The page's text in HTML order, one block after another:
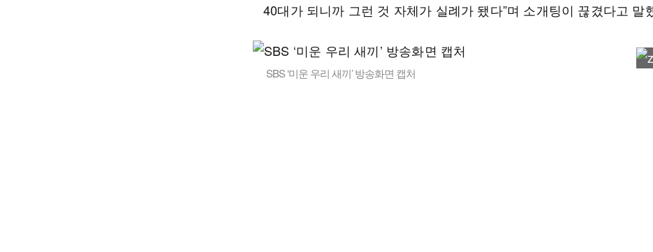
40대가 되니까 그런 것 자체가 실례가 됐다”며 소개팅이 끊겼다고 말
SBS ‘미운 우리 새끼’ 방송화면 캡처